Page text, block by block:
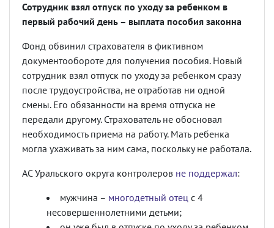
Сотрудник взял отпуск по уходу за ребенком в
первый рабочий день – выплата пособия законна
Фонд обвинил страхователя в фиктивном
документообороте для получения пособия. Новый
сотрудник взял отпуск по уходу за ребенком сразу
после трудоустройства, не отработав ни одной
смены. Его обязанности на время отпуска не
передали другому. Страхователь не обосновал
необходимость приема на работу. Мать ребенка
могла ухаживать за ним сама, поскольку не работала.
АС Уральского округа контролеров не поддержал:
мужчина – многодетный отец с 4
несовершеннолетними детьми;